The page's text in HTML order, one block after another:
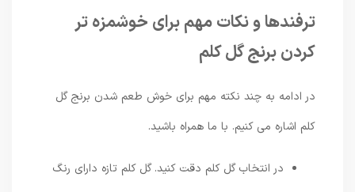
ترفندها و نکات مهم برای خوشمزه تر
کردن برنج گل کلم
در ادامه به چند نکته مهم برای خوش طعم شدن برنج گل
کلم اشاره می کنیم. با ما همراه باشید.
در انتخاب گل کلم دقت کنید. گل کلم تازه دارای رنگ